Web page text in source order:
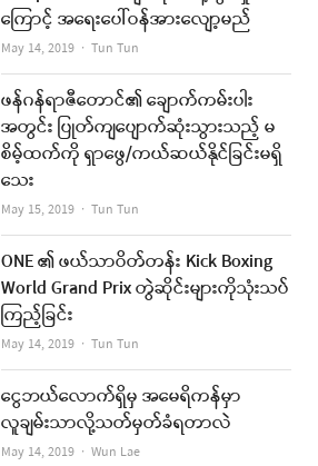
ကြောင့် အရေးပေါ်ဝန်အားလျော့မည်
May 14, 2019 Author
Tun Tun
ဖန်ဂန်ရာဇီတောင်၏ ချောက်ကမ်းပါး
အတွင်း ပြုတ်ကျပျောက်ဆုံးသွားသည့် မ
စိမ့်ထက်ကို ရှာဖွေ/ကယ်ဆယ်နိုင်ခြင်းမရှိ
သေး
May 15, 2019 Author
Tun Tun
ONE ၏ ဖယ်သာဝိတ်တန်း Kick Boxing
World Grand Prix တွဲဆိုင်းများကိုသုံးသပ်
ကြည့်ခြင်း
May 14, 2019 Author
Tun Tun
ငွေဘယ်လောက်ရှိမှ အမေရိကန်မှာ
လူချမ်းသာလို့သတ်မှတ်ခံရတာလဲ
May 14, 2019 Author
Wun Lae